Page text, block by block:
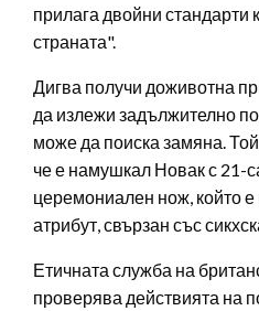
прилага двойни стандарти
страната".
Дигва получи доживотна
да излежи задължително
може да поиска замяна.
че е намушкал Новак с 21-
церемониален нож, който е
атрибут, свързан със
Етичната служба на
проверява действията на